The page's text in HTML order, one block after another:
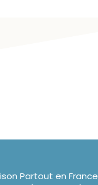
Partout en France